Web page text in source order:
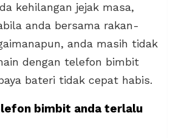
kehilangan jejak masa,
anda bersama rakan-
anda masih tidak
dengan telefon bimbit
bateri tidak cepat habis.
bimbit anda terlalu